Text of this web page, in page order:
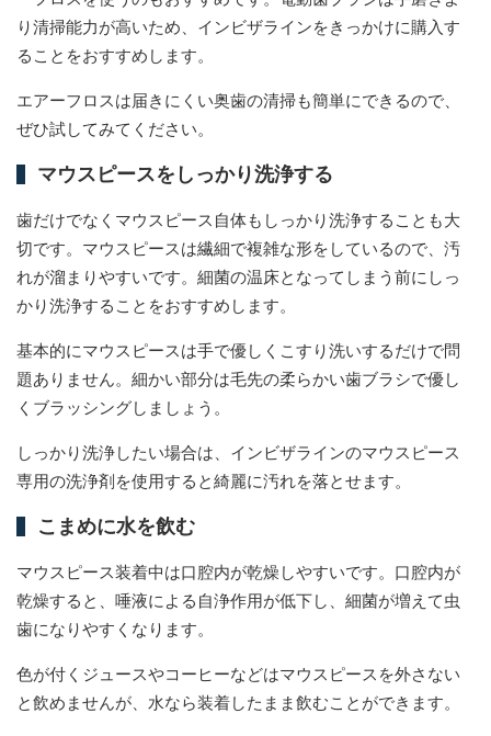
り清掃能力が高いため、インビザラインをきっかけに購入す
ることをおすすめします。
エアーフロスは届きにくい奥歯の清掃も簡単にできるので、
ぜひ試してみてください。
マウスピースをしっかり洗浄する
歯だけでなくマウスピース自体もしっかり洗浄することも大
切です。マウスピースは繊細で複雑な形をしているので、汚
れが溜まりやすいです。細菌の温床となってしまう前にしっ
かり洗浄することをおすすめします。
基本的にマウスピースは手で優しくこすり洗いするだけで問
題ありません。細かい部分は毛先の柔らかい歯ブラシで優し
くブラッシングしましょう。
しっかり洗浄したい場合は、インビザラインのマウスピース
専用の洗浄剤を使用すると綺麗に汚れを落とせます。
こまめに水を飲む
マウスピース装着中は口腔内が乾燥しやすいです。口腔内が
乾燥すると、唾液による自浄作用が低下し、細菌が増えて虫
歯になりやすくなります。
色が付くジュースやコーヒーなどはマウスピースを外さない
と飲めませんが、水なら装着したまま飲むことができます。